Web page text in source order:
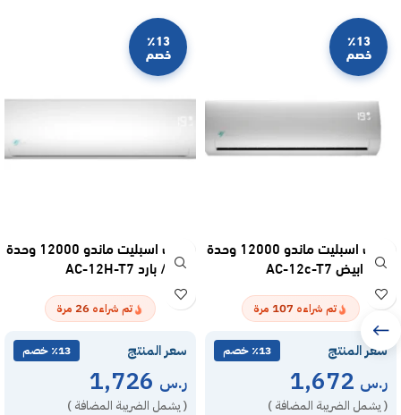
٪13
خصم
مكيف اسبليت ماندو 12000 وحدة
– بارد ابيض AC-12c-T7
تم شراءه 107 مرة
سعر المنتج ٪13 خصم
ر.س
( يشمل الضريبة المضافة )
٪13
خصم
مكيف اسبليت ماندو 12000 وحدة
– حار / بارد AC-12H-T7
تم شراءه 26 مرة
سعر المنتج ٪13 خصم
ر.س
( يشمل الضريبة المضافة )